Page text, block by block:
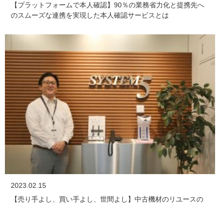
【プラットフォームで本人確認】90％の業務省力化と提携先へ
のスムーズな連携を実現した本人確認サービスとは
2023.02.15
【売り手よし、買い手よし、世間よし】中古機材のリユースの